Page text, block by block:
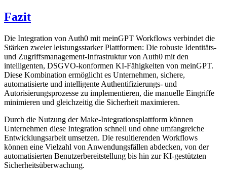
Fazit
Die Integration von Auth0 mit meinGPT Workflows verbindet die
Stärken zweier leistungsstarker Plattformen: Die robuste Identitäts-
und Zugriffsmanagement-Infrastruktur von Auth0 mit den
intelligenten, DSGVO-konformen KI-Fähigkeiten von meinGPT.
Diese Kombination ermöglicht es Unternehmen, sichere,
automatisierte und intelligente Authentifizierungs- und
Autorisierungsprozesse zu implementieren, die manuelle Eingriffe
minimieren und gleichzeitig die Sicherheit maximieren.
Durch die Nutzung der Make-Integrationsplattform können
Unternehmen diese Integration schnell und ohne umfangreiche
Entwicklungsarbeit umsetzen. Die resultierenden Workflows
können eine Vielzahl von Anwendungsfällen abdecken, von der
automatisierten Benutzerbereitstellung bis hin zur KI-gestützten
Sicherheitsüberwachung.